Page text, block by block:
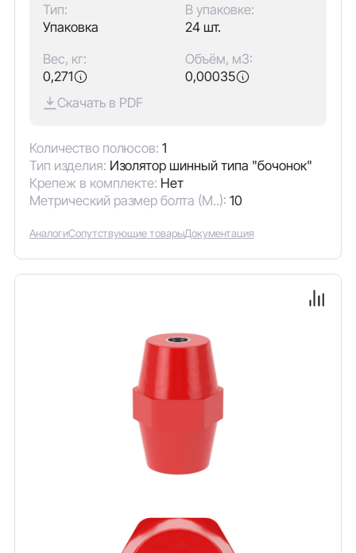
Тип:
Упаковка
В упаковке:
24 шт.
Вес, кг:
0,271
Объём, м3:
0,00035
Скачать в PDF
Количество полюсов: 1
Тип изделия: Изолятор шинный типа "бочонок"
Крепеж в комплекте: Нет
Метрический размер болта (М..): 10
АналогиСопутствующие товарыДокументация